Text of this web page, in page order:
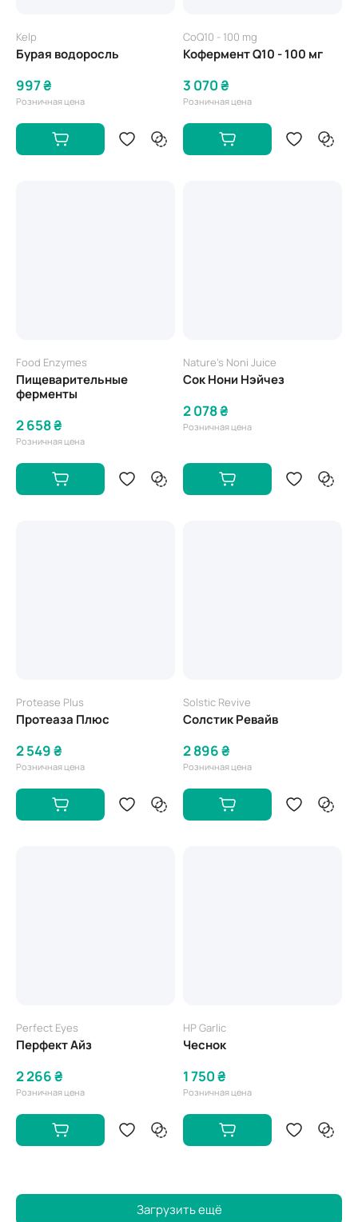
Kelp
Бурая водоросль
997 ₴
Розничная цена
CoQ10 - 100 mg
Кофермент Q10 - 100 мг
3 070 ₴
Розничная цена
Food Enzymes
Пищеварительные
ферменты
2 658 ₴
Розничная цена
Nature's Noni Juice
Сок Нони Нэйчез
2 078 ₴
Розничная цена
Protease Plus
Протеаза Плюс
2 549 ₴
Розничная цена
Solstic Revive
Солстик Ревайв
2 896 ₴
Розничная цена
Perfect Eyes
Перфект Айз
2 266 ₴
Розничная цена
HP Garlic
Чеснок
1 750 ₴
Розничная цена
Загрузить ещё